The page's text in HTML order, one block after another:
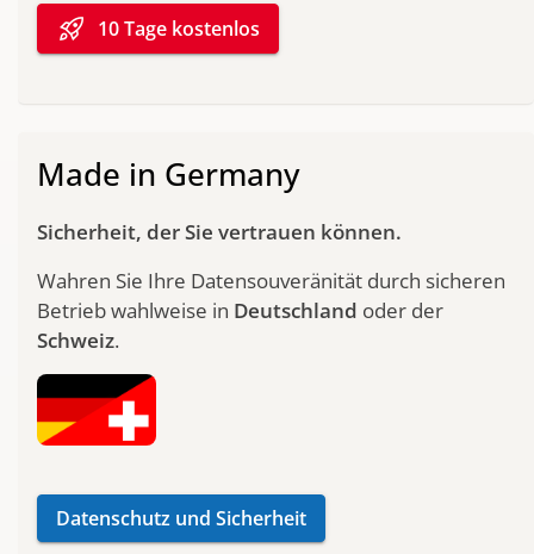
rocket_launch 10 Tage kostenlos
Made in Germany
Sicherheit, der Sie vertrauen können.
Wahren Sie Ihre Datensouveränität durch sicheren
Betrieb wahlweise in Deutschland oder der
Schweiz.
Datenschutz und Sicherheit